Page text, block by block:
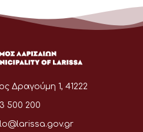
Δραγούμη 1, 41222
500 200